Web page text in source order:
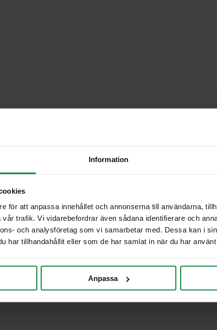
Information
för att anpassa innehållet och annonserna till användarna,
trafik. Vi vidarebefordrar även sådana identifierare och
och analysföretag som vi samarbetar med. Dessa kan i
har tillhandahållit eller som de har samlat in när du har
Anpassa